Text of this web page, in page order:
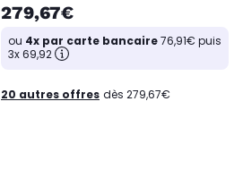
279,67€
ou 4x par carte bancaire76,91€ puis
3x 69,92
20 autres offres dès 279,67€